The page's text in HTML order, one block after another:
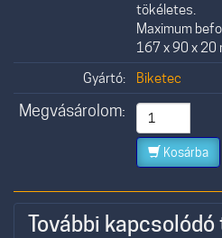
tökéletes.
Maximum
167 x 90 x 20
Gyártó:
Biketec
Megvásárolom:
Kosárba
További